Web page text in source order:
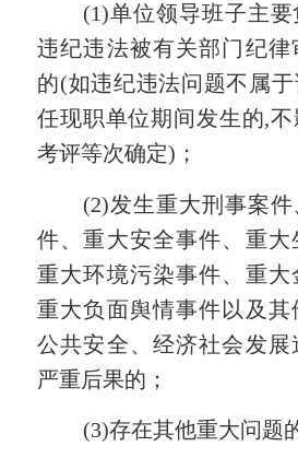
(1)单位领导班子主
违纪违法被有关部门纪律
的(如违纪违法问题不属
任现职单位期间发生的,
考评等次确定)；
(2)发生重大刑事案件
件、重大安全事件、重大
重大环境污染事件、重大
重大负面舆情事件以及其
公共安全、经济社会发展
严重后果的；
(3)存在其他重大问题